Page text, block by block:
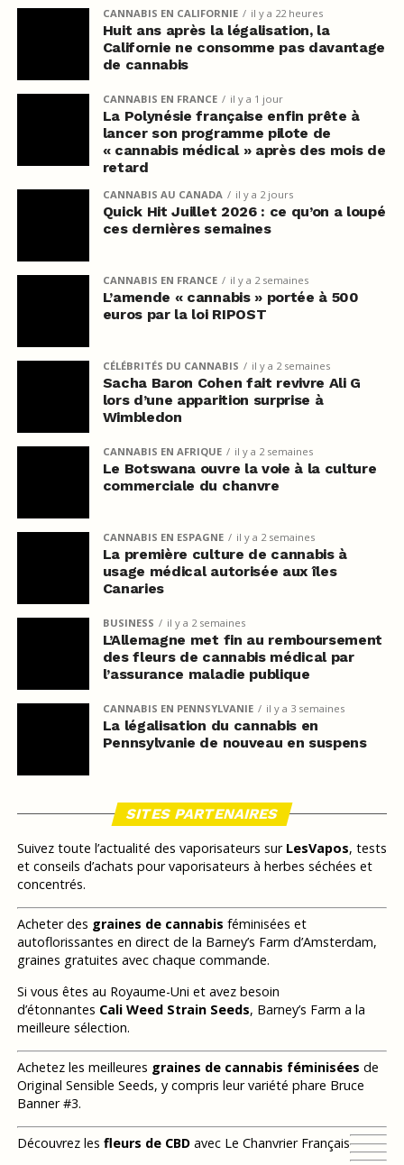
CANNABIS EN CALIFORNIE il y a 22 heures
Huit ans après la légalisation, la
Californie ne consomme pas davantage
de cannabis
CANNABIS EN FRANCE il y a 1 jour
La Polynésie française enfin prête à
lancer son programme pilote de
« cannabis médical » après des mois de
retard
CANNABIS AU CANADA il y a 2 jours
Quick Hit Juillet 2026 : ce qu’on a loupé
ces dernières semaines
CANNABIS EN FRANCE il y a 2 semaines
L’amende « cannabis » portée à 500
euros par la loi RIPOST
CÉLÉBRITÉS DU CANNABIS il y a 2 semaines
Sacha Baron Cohen fait revivre Ali G
lors d’une apparition surprise à
Wimbledon
CANNABIS EN AFRIQUE il y a 2 semaines
Le Botswana ouvre la voie à la culture
commerciale du chanvre
CANNABIS EN ESPAGNE il y a 2 semaines
La première culture de cannabis à
usage médical autorisée aux îles
Canaries
BUSINESS il y a 2 semaines
L’Allemagne met fin au remboursement
des fleurs de cannabis médical par
l’assurance maladie publique
CANNABIS EN PENNSYLVANIE il y a 3 semaines
La légalisation du cannabis en
Pennsylvanie de nouveau en suspens
SITES PARTENAIRES
Suivez toute l’actualité des vaporisateurs sur LesVapos, tests
et conseils d’achats pour vaporisateurs à herbes séchées et
concentrés.
Acheter des graines de cannabis féminisées et
autoflorissantes en direct de la Barney’s Farm d’Amsterdam,
graines gratuites avec chaque commande.
Si vous êtes au Royaume-Uni et avez besoin
d’étonnantes Cali Weed Strain Seeds, Barney’s Farm a la
meilleure sélection.
Achetez les meilleures graines de cannabis féminisées de
Original Sensible Seeds, y compris leur variété phare Bruce
Banner #3.
Découvrez les fleurs de CBDavec Le Chanvrier Français